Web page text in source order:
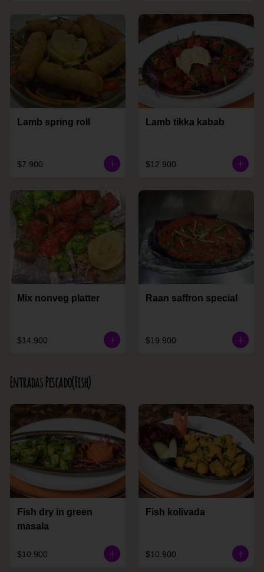
Lamb spring roll
$7.900
Lamb tikka kabab
$12.900
Mix nonveg platter
$14.900
Raan saffron special
$19.900
Entradas Pescado(Fish)
Fish dry in green
masala
$10.900
Fish kolivada
$10.900